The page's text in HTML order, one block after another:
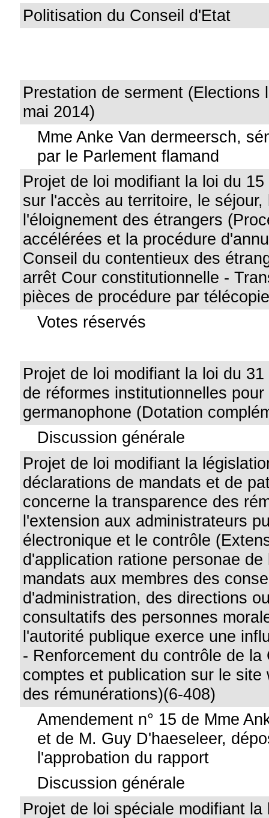
Politisation du Conseil d'Etat
Prestation de serment (Elections
mai 2014)
Mme Anke Van dermeersch,
par le Parlement flamand
Projet de loi modifiant la loi du
sur l'accès au territoire, le
l'éloignement des étrangers
accélérées et la procédure
Conseil du contentieux des
arrêt Cour constitutionnelle -
pièces de procédure par
Votes réservés
Projet de loi modifiant la loi du
de réformes institutionnelles
germanophone (Dotation
Discussion générale
Projet de loi modifiant la
déclarations de mandats et de
concerne la transparence des
l'extension aux administrateurs
électronique et le contrôle
d'application ratione personae de
mandats aux membres des
d'administration, des directions
consultatifs des personnes
l'autorité publique exerce une
- Renforcement du contrôle de la
comptes et publication sur le site
des rémunérations)(6-408)
Amendement n° 15 de Mme
et de M. Guy D'haeseleer,
l'approbation du rapport
Discussion générale
Projet de loi spéciale modifiant la